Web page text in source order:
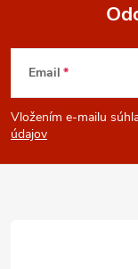
Z
á
p
Email
Vložením e-mailu
údajov